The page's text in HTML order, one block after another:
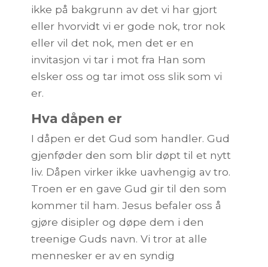
ikke på bakgrunn av det vi har gjort
eller hvorvidt vi er gode nok, tror nok
eller vil det nok, men det er en
invitasjon vi tar i mot fra Han som
elsker oss og tar imot oss slik som vi
er.
Hva dåpen er
I dåpen er det Gud som handler. Gud
gjenføder den som blir døpt til et nytt
liv. Dåpen virker ikke uavhengig av tro.
Troen er en gave Gud gir til den som
kommer til ham. Jesus befaler oss å
gjøre disipler og døpe dem i den
treenige Guds navn. Vi tror at alle
mennesker er av en syndig